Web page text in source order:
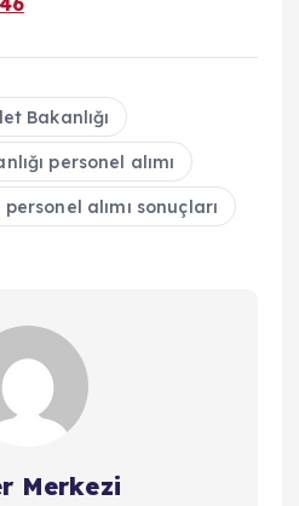
Bakanlığı
personel alımı
alımı sonuçları
Merkezi